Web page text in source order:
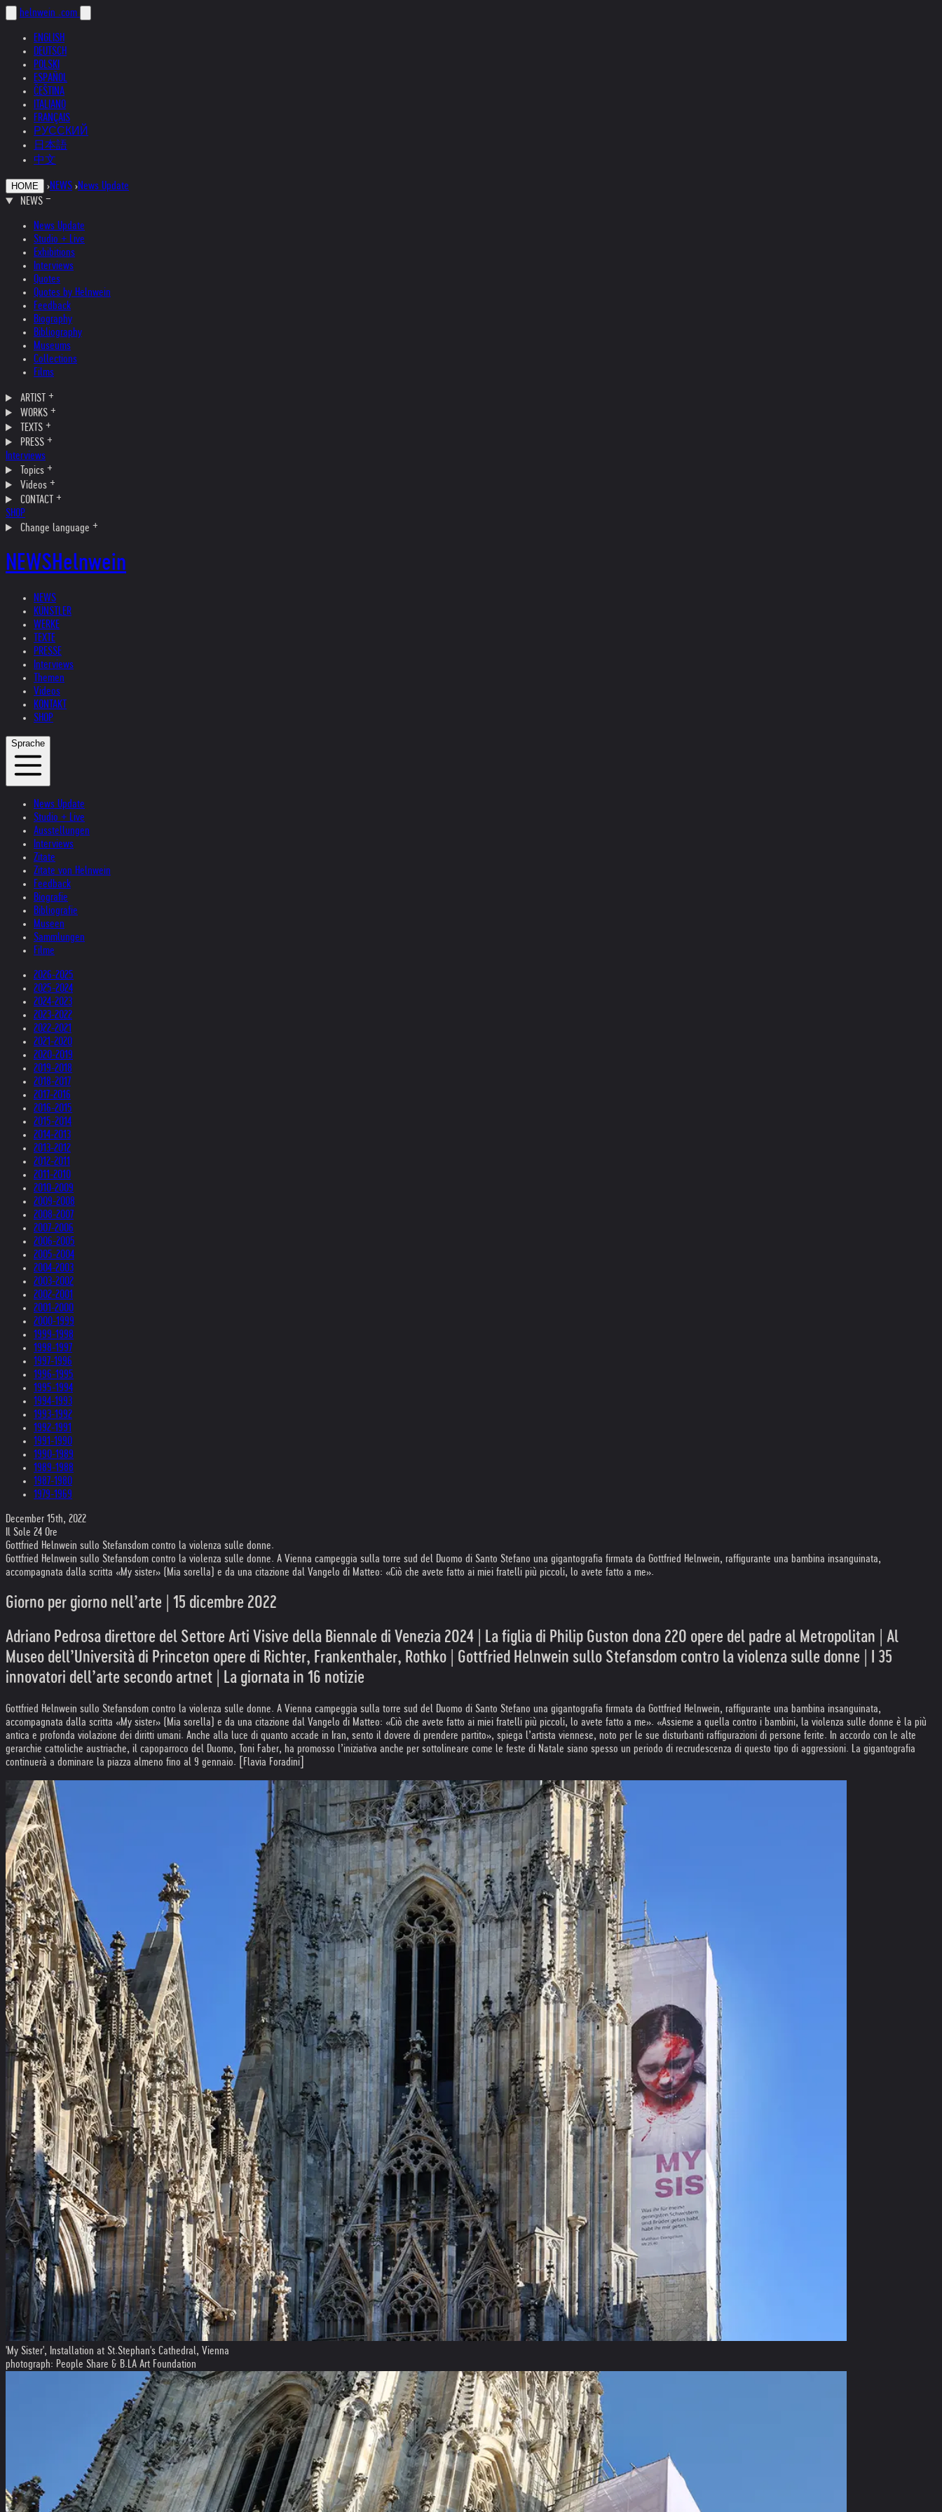
helnwein .com
ENGLISH
DEUTSCH
POLSKI
ESPAÑOL
ČEŠTINA
ITALIANO
FRANÇAIS
РУССКИЙ
日本語
中文
HOME ›NEWS ›News Update
NEWS
News Update
Studio + Live
Exhibitions
Interviews
Quotes
Quotes by Helnwein
Feedback
Biography
Bibliography
Museums
Collections
Films
ARTIST
WORKS
TEXTS
PRESS
Interviews
Topics
Videos
CONTACT
SHOP
Change language
NEWSHelnwein
NEWS
KÜNSTLER
WERKE
TEXTE
PRESSE
Interviews
Themen
Videos
KONTAKT
SHOP
Sprache
News Update
Studio + Live
Ausstellungen
Interviews
Zitate
Zitate von Helnwein
Feedback
Biografie
Bibliografie
Museen
Sammlungen
Filme
2026-2025
2025-2024
2024-2023
2023-2022
2022-2021
2021-2020
2020-2019
2019-2018
2018-2017
2017-2016
2016-2015
2015-2014
2014-2013
2013-2012
2012-2011
2011-2010
2010-2009
2009-2008
2008-2007
2007-2006
2006-2005
2005-2004
2004-2003
2003-2002
2002-2001
2001-2000
2000-1999
1999-1998
1998-1997
1997-1996
1996-1995
1995-1994
1994-1993
1993-1992
1992-1991
1991-1990
1990-1989
1989-1988
1987-1980
1979-1969
December 15th, 2022
Il Sole 24 Ore
Gottfried Helnwein sullo Stefansdom contro la violenza sulle donne.
Gottfried Helnwein sullo Stefansdom contro la violenza sulle donne. A Vienna campeggia sulla torre sud del Duomo di Santo Stefano una gigantografia firmata da Gottfried Helnwein, raffigurante una bambina insanguinata,
accompagnata dalla scritta «My sister» (Mia sorella) e da una citazione dal Vangelo di Matteo: «Ciò che avete fatto ai miei fratelli più piccoli, lo avete fatto a me».
Giorno per giorno nell’arte | 15 dicembre 2022
Adriano Pedrosa direttore del Settore Arti Visive della Biennale di Venezia 2024 | La figlia di Philip Guston dona 220 opere del padre al Metropolitan | Al
Museo dell’Università di Princeton opere di Richter, Frankenthaler, Rothko | Gottfried Helnwein sullo Stefansdom contro la violenza sulle donne | I 35
innovatori dell’arte secondo artnet | La giornata in 16 notizie
Gottfried Helnwein sullo Stefansdom contro la violenza sulle donne. A Vienna campeggia sulla torre sud del Duomo di Santo Stefano una gigantografia firmata da Gottfried Helnwein, raffigurante una bambina insanguinata,
accompagnata dalla scritta «My sister» (Mia sorella) e da una citazione dal Vangelo di Matteo: «Ciò che avete fatto ai miei fratelli più piccoli, lo avete fatto a me». «Assieme a quella contro i bambini, la violenza sulle donne è la più
antica e profonda violazione dei diritti umani. Anche alla luce di quanto accade in Iran, sento il dovere di prendere partito», spiega l’artista viennese, noto per le sue disturbanti raffigurazioni di persone ferite. In accordo con le alte
gerarchie cattoliche austriache, il capoparroco del Duomo, Toni Faber, ha promosso l’iniziativa anche per sottolineare come le feste di Natale siano spesso un periodo di recrudescenza di questo tipo di aggressioni. La gigantografia
continuerà a dominare la piazza almeno fino al 9 gennaio. [Flavia Foradini]
'My Sister', Installation at St.Stephan's Cathedral, Vienna
photograph: People Share & B.LA Art Foundation